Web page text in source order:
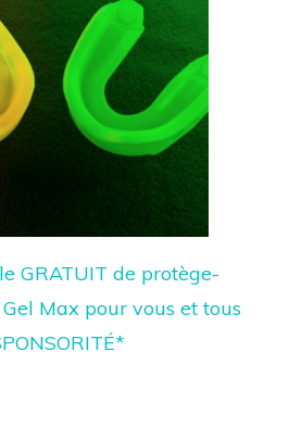
GRATUIT de protège-
Max pour vous et tous